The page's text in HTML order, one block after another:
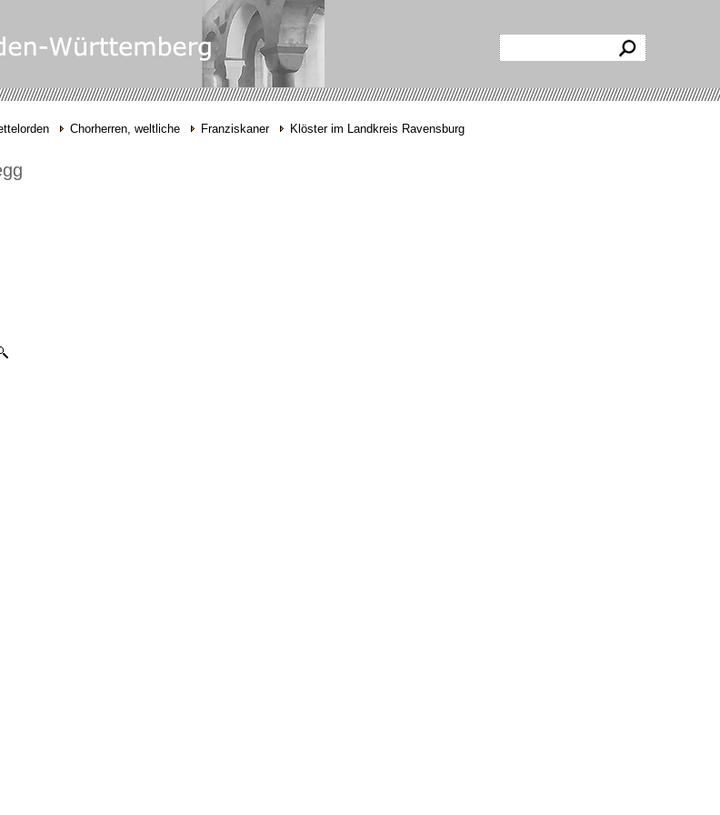
Chorherren, weltliche Franziskaner Klöster im Landkreis Ravensburg